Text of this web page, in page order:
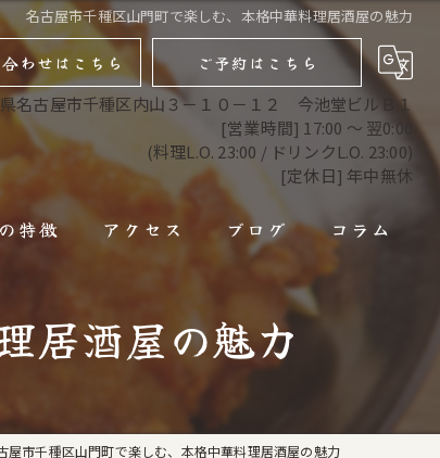
名古屋市千種区山門町で楽しむ、本格中華料理居酒屋の魅力
わせはこちら
ご予約はこちら
名古屋市千種区内山３－１０－１２ 今池堂ビルＢ１
[営業時間] 17:00 ～ 翌0:00
(料理L.O. 23:00 / ドリンクL.O. 23:00)
[定休日] 年中無休
特徴 アクセス ブログ コラム
居酒屋の魅力
屋市千種区山門町で楽しむ、本格中華料理居酒屋の魅力